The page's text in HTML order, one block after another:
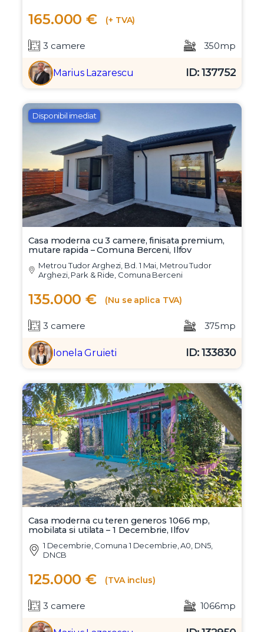
165.000 € (+ TVA)
3 camere 350mp
Marius Lazarescu ID: 137752
Disponibil imediat
Casa moderna cu 3 camere, finisata premium,
mutare rapida – Comuna Berceni, Ilfov
Metrou Tudor Arghezi, Bd. 1 Mai, Metrou Tudor
Arghezi, Park & Ride, Comuna Berceni
135.000 € (Nu se aplica TVA)
3 camere 375mp
Ionela Gruieti ID: 133830
Casa moderna cu teren generos 1066 mp,
mobilata si utilata – 1 Decembrie, Ilfov
1 Decembrie, Comuna 1 Decembrie, A0, DN5,
DNCB
125.000 € (TVA inclus)
3 camere 1066mp